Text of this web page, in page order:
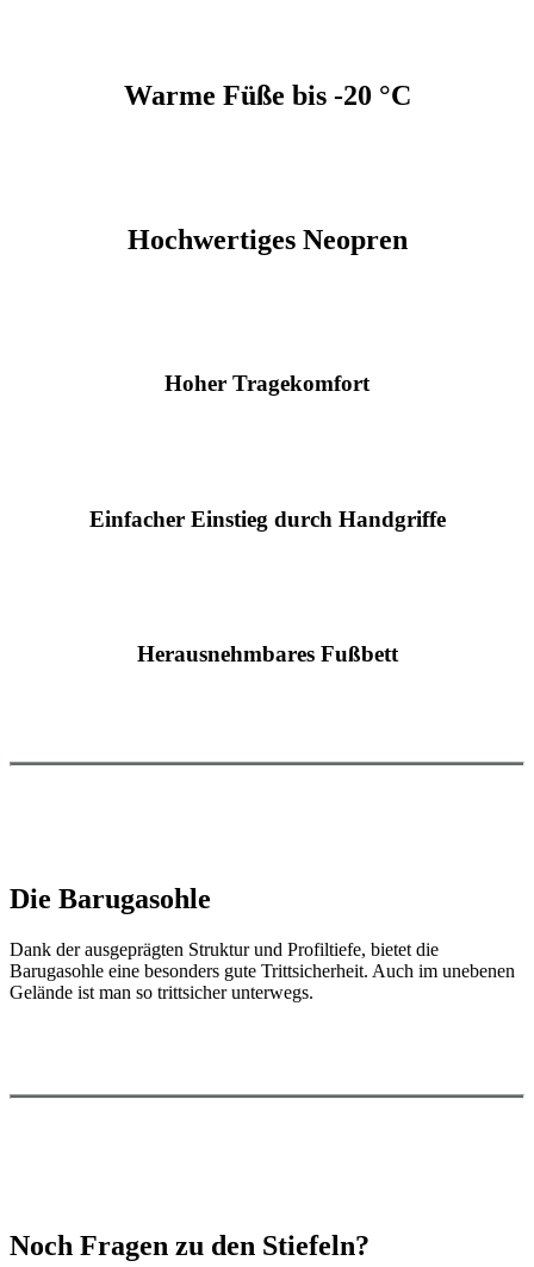
Warme Füße bis -20 °C
Hochwertiges Neopren
Hoher Tragekomfort
Einfacher Einstieg durch Handgriffe
Herausnehmbares Fußbett
Die Barugasohle
Dank der ausgeprägten Struktur und Profiltiefe, bietet die
Barugasohle eine besonders gute Trittsicherheit. Auch im unebenen
Gelände ist man so trittsicher unterwegs.
Noch Fragen zu den Stiefeln?